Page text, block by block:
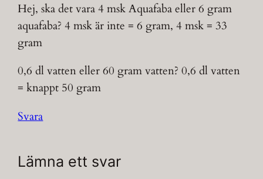
Hej, ska det vara 4 msk Aquafaba eller 6 gram
aquafaba? 4 msk är inte = 6 gram, 4 msk = 33
gram
0,6 dl vatten eller 60 gram vatten? 0,6 dl vatten
= knappt 50 gram
Svara
Lämna ett svar